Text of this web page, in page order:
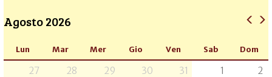
Agosto 2026
Lun Mar Mer Gio Ven Sab Dom
27 28 29 30 31 1
2